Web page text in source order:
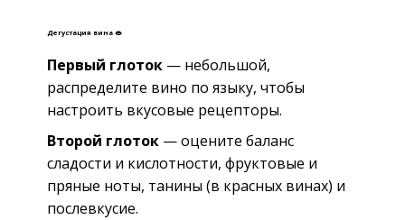
Дегустация вина 👄
Первый глоток— небольшой,
распределите вино по языку, чтобы
настроить вкусовые рецепторы.
Второй глоток— оцените баланс
сладости и кислотности, фруктовые и
пряные ноты, танины (в красных винах) и
послевкусие.